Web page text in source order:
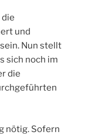
die
und
Nun stellt
sich noch im
die
nötig. Sofern